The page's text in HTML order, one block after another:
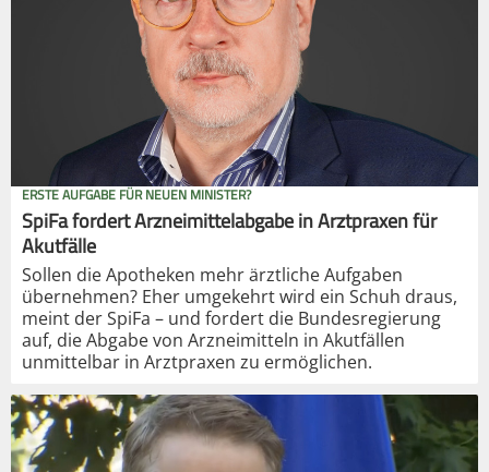
ERSTE AUFGABE FÜR NEUEN MINISTER?
SpiFa fordert Arzneimittelabgabe in Arztpraxen für
Akutfälle
Sollen die Apotheken mehr ärztliche Aufgaben
übernehmen? Eher umgekehrt wird ein Schuh draus,
meint der SpiFa – und fordert die Bundesregierung
auf, die Abgabe von Arzneimitteln in Akutfällen
unmittelbar in Arztpraxen zu ermöglichen.